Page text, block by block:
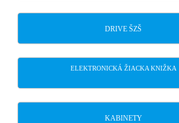
DRIVE ŠZŠ
ELEKTRONICKÁ ŽIACKA KNIŽKA
KABINETY